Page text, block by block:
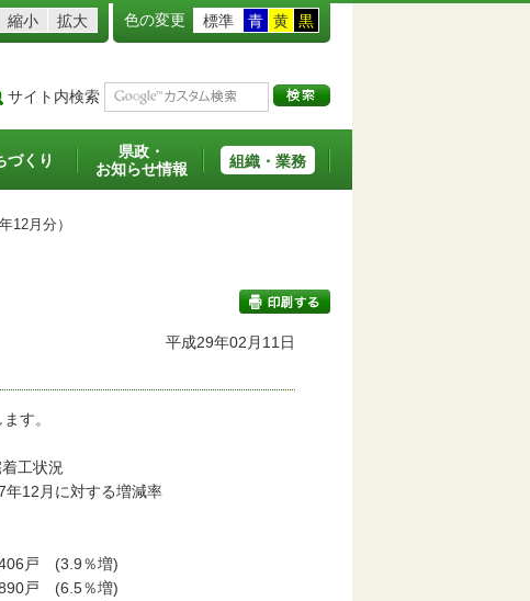
縮小 拡大 色の変更 標準 青 黄 黒
サイト内検索
づくり
県政・
お知らせ情報
組織・業務
12月分）
印刷する
平成29年02月11日
す。
工状況
月に対する増減率
別
(3.9％増)
(6.5％増)